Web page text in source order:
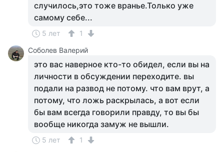
случилось,это тоже вранье.Только уже
самому себе...
5 лет
1
Соболев Валерий
это вас наверное кто-то обидел, если вы на
личности в обсуждении переходите. вы
подали на развод не потому. что вам врут, а
потому, что ложь раскрылась, а вот если
бы вам всегда говорили правду, то вы бы
вообще никогда замуж не вышли.
5 лет 1